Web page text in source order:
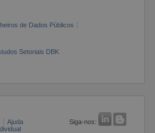
de Dados Públicos
Setoriais DBK
Ajuda
Siga-nos: